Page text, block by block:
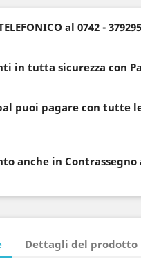
al 0742 - 379295
in tutta sicurezza con
puoi pagare con tutte
anche in Contrassegno
Dettagli del prodotto